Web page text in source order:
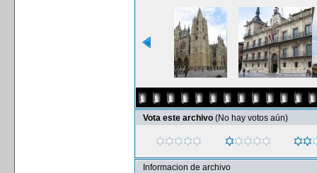
Vota este archivo (No hay votos aún)
Informacion de archivo